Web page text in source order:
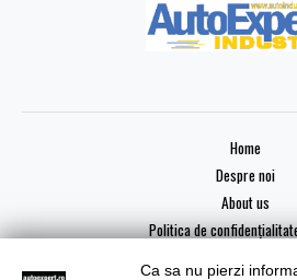
Home
Despre noi
About us
Politica de
Ca sa nu pierzi